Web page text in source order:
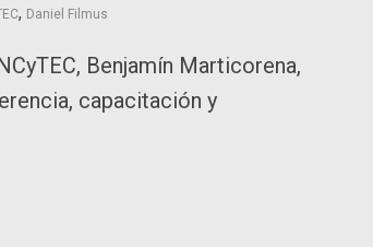
, Daniel Filmus
Benjamín Marticorena,
capacitación y